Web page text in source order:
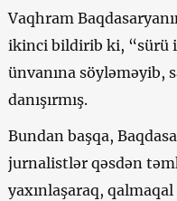
Vaqhram
ikinci bildirib ki, “sürü
ünvanına söyləməyib,
danışırmış.
Bundan başqa,
jurnalistlər qəsdən
yaxınlaşaraq,